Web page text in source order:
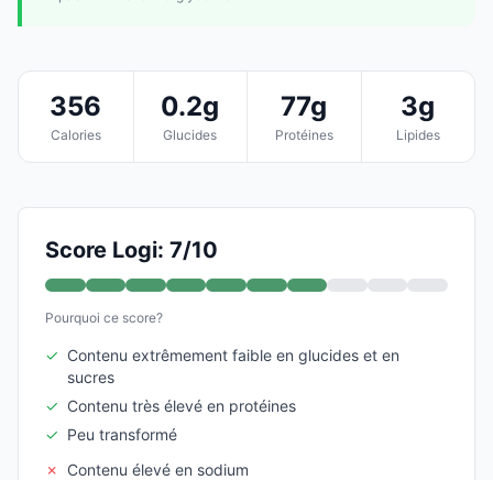
356
Calories
0.2g
Glucides
77g
Protéines
3g
Lipides
Score Logi: 7/10
Pourquoi ce score?
✓ Contenu extrêmement faible en glucides et en
sucres
✓ Contenu très élevé en protéines
✓ Peu transformé
✗
Contenu élevé en sodium